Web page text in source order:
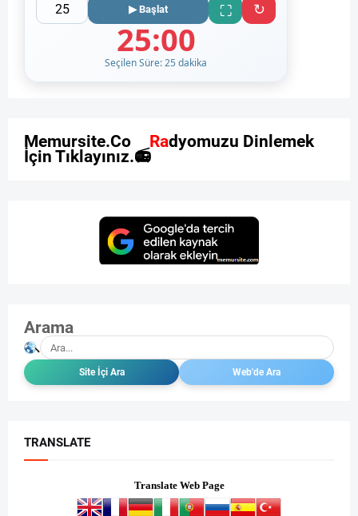
▶ Başlat ⛶ ↻
25:00
Seçilen Süre: 25 dakika
Memursite.Co Radyomuzu Din emek
İçin Tı kl ayınız.
Arama
TRANSLATE
Translate Web Page